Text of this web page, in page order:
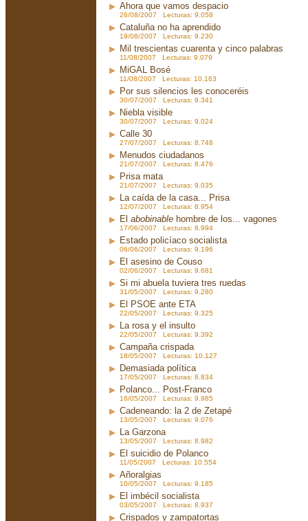
Ahora que vamos despacio
26/08/2007 Lecturas: 9.058
Cataluña no ha aprendido
19/08/2007 Lecturas: 9.230
Mil trescientas cuarenta y cinco palabras
11/08/2007 Lecturas: 9.079
MiGAL Bosé
11/08/2007 Lecturas: 10.163
Por sus silencios les conoceréis
30/07/2007 Lecturas: 9.341
Niebla visible
30/07/2007 Lecturas: 9.024
Calle 30
27/07/2007 Lecturas: 8.748
Menudos ciudadanos
21/07/2007 Lecturas: 8.476
Prisa mata
21/07/2007 Lecturas: 9.035
La caída de la casa... Prisa
12/07/2007 Lecturas: 8.954
El abobinable hombre de los... vagones
17/06/2007 Lecturas: 8.994
Estado policíaco socialista
06/06/2007 Lecturas: 9.196
El asesino de Couso
02/06/2007 Lecturas: 9.681
Si mi abuela tuviera tres ruedas
31/05/2007 Lecturas: 9.280
El PSOE ante ETA
22/05/2007 Lecturas: 9.325
La rosa y el insulto
22/05/2007 Lecturas: 9.392
Campaña crispada
18/05/2007 Lecturas: 10.127
Demasiada política
17/05/2007 Lecturas: 8.834
Polanco... Post-Franco
16/05/2007 Lecturas: 9.985
Cadeneando: la 2 de Zetapé
13/05/2007 Lecturas: 9.076
La Garzona
13/05/2007 Lecturas: 8.982
El suicidio de Polanco
11/05/2007 Lecturas: 10.554
Añoralgias
10/05/2007 Lecturas: 9.185
El imbécil socialista
03/05/2007 Lecturas: 8.937
Crispados y zampatortas